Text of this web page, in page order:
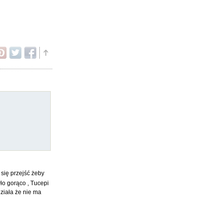
przejść żeby
gorąco , Tucepi
że nie ma